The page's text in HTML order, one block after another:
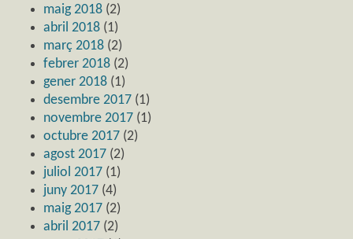
maig 2018 (2)
abril 2018 (1)
març 2018 (2)
febrer 2018 (2)
gener 2018 (1)
desembre 2017 (1)
novembre 2017 (1)
octubre 2017 (2)
agost 2017 (2)
juliol 2017 (1)
juny 2017 (4)
maig 2017 (2)
abril 2017 (2)